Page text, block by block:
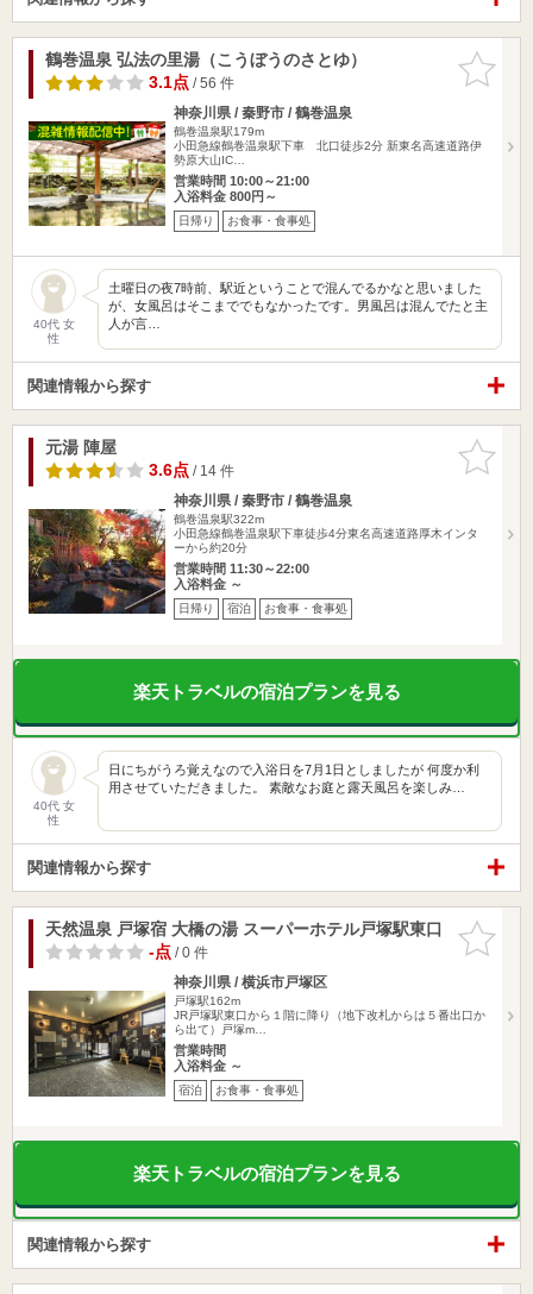
お気に入
りに追加
鶴巻温泉 弘法の里湯（こうぼうのさとゆ）
3.1点/ 56 件
神奈川県 / 秦野市 / 鶴巻温泉
鶴巻温泉駅179m
小田急線鶴巻温泉駅下車 北口徒歩2分 新東名高速道路伊
勢原大山IC…
営業時間 10:00～21:00
入浴料金 800円～
日帰り お食事・食事処
40代 女
性
土曜日の夜7時前、駅近ということで混んでるかなと思いました
が、女風呂はそこまででもなかったです。男風呂は混んでたと主
人が言…
関連情報から探す
お気に入
りに追加
元湯 陣屋
3.6点/ 14 件
神奈川県 / 秦野市 / 鶴巻温泉
鶴巻温泉駅322m
小田急線鶴巻温泉駅下車徒歩4分東名高速道路厚木インタ
ーから約20分
営業時間 11:30～22:00
入浴料金 ～
日帰り 宿泊 お食事・食事処
楽天トラベルの宿泊プランを見る
40代 女
性
日にちがうろ覚えなので入浴日を7月1日としましたが 何度か利
用させていただきました。 素敵なお庭と露天風呂を楽しみ…
関連情報から探す
お気に入
りに追加
天然温泉 戸塚宿 大橋の湯 スーパーホテル戸塚駅東口
-点/ 0 件
神奈川県 / 横浜市戸塚区
戸塚駅162m
JR戸塚駅東口から１階に降り（地下改札からは５番出口か
ら出て）戸塚m…
営業時間
入浴料金 ～
宿泊 お食事・食事処
楽天トラベルの宿泊プランを見る
関連情報から探す